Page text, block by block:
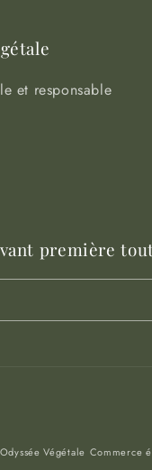
et responsable
première
Végétale Commerce